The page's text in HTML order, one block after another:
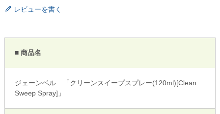
レビューを書く
■ 商品名
ジェーンベル 「クリーンスイープスプレー(120ml)[Clean
Sweep Spray]」